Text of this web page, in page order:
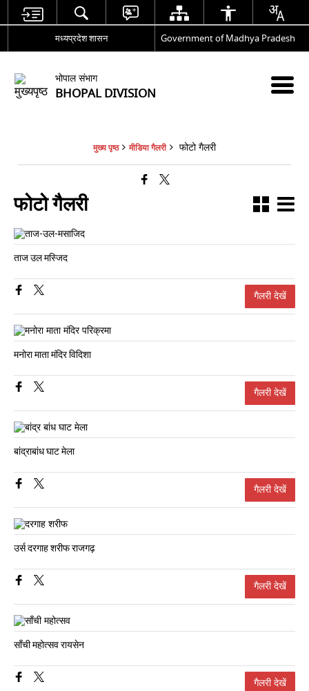
मध्यप्रदेश शासन Government of Madhya Pradesh
भोपाल संभाग
BHOPAL DIVISION
मुख्य पृष्ठ मीडिया गैलरी फोटो गैलरी
फोटो गैलरी
ताज उल मस्जिद
गैलरी देखें
मनोरा माता मंदिर विदिशा
गैलरी देखें
बांद्राबांध घाट मेला
गैलरी देखें
उर्स दरगाह शरीफ राजगढ़
गैलरी देखें
साँची महोत्सव रायसेन
गैलरी देखें